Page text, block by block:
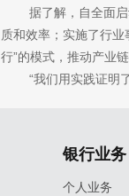
据了解，自全面启动
质和效率；实施了行
行”的模式，推动产业
“我们用实践证明了
银行业务
个人业务